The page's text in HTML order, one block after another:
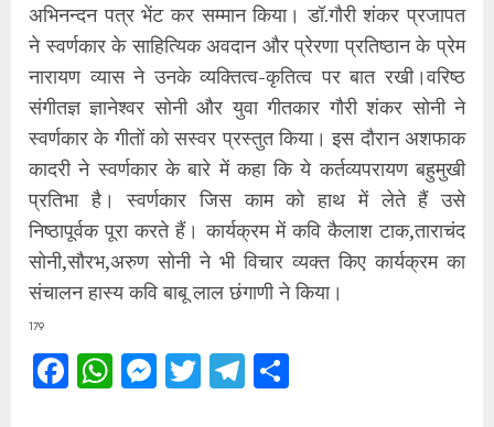
अभिनन्दन पत्र भेंट कर सम्मान किया। डॉ.गौरी शंकर प्रजापत
ने स्वर्णकार के साहित्यिक अवदान और प्रेरणा प्रतिष्ठान के प्रेम
नारायण व्यास ने उनके व्यक्तित्व-कृतित्व पर बात रखी।वरिष्ठ
संगीतज्ञ ज्ञानेश्वर सोनी और युवा गीतकार गौरी शंकर सोनी ने
स्वर्णकार के गीतों को सस्वर प्रस्तुत किया। इस दौरान अशफाक
कादरी ने स्वर्णकार के बारे में कहा कि ये कर्तव्यपरायण बहुमुखी
प्रतिभा है। स्वर्णकार जिस काम को हाथ में लेते हैं उसे
निष्ठापूर्वक पूरा करते हैं। कार्यक्रम में कवि कैलाश टाक,ताराचंद
सोनी,सौरभ,अरुण सोनी ने भी विचार व्यक्त किए कार्यक्रम का
संचालन हास्य कवि बाबू लाल छंगाणी ने किया।
179
Facebook
WhatsApp
Messenger
TwitterTelegram